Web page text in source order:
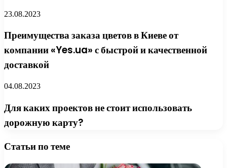
23.08.2023
Преимущества заказа цветов в Киеве от
компании «Yes.ua» с быстрой и качественной
доставкой
04.08.2023
Для каких проектов не стоит использовать
дорожную карту?
Статьи по теме